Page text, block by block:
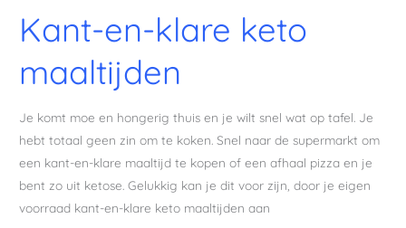
Kant-en-klare keto
maaltijden
Je komt moe en hongerig thuis en je wilt snel wat op tafel. Je
hebt totaal geen zin om te koken. Snel naar de supermarkt om
een kant-en-klare maaltijd te kopen of een afhaal pizza en je
bent zo uit ketose. Gelukkig kan je dit voor zijn, door je eigen
voorraad kant-en-klare keto maaltijden aan